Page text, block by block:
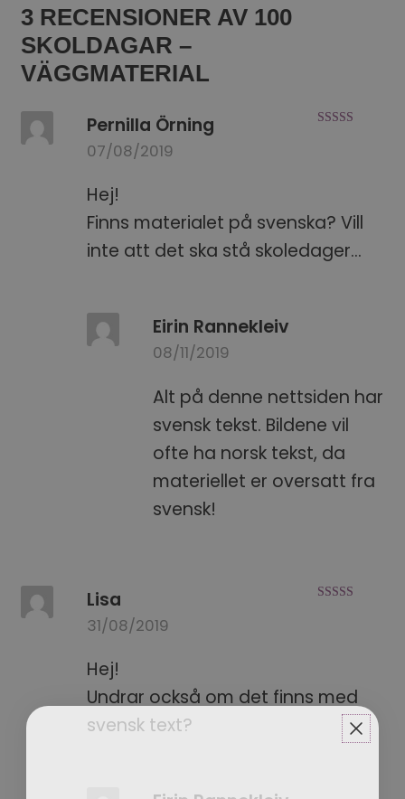
3 RECENSIONER AV 100
SKOLDAGAR –
VÄGGMATERIAL
Pernilla Örning
07/08/2019
Hej!
Finns materialet på svenska? Vill
inte att det ska stå skoledager…
Eirin Rannekleiv
08/11/2019
Alt på denne nettsiden har
svensk tekst. Bildene vil
ofte ha norsk tekst, da
materiellet er oversatt fra
svensk!
Lisa
31/08/2019
Hej!
Undrar också om det finns med
svensk text?